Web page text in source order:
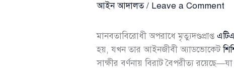
আইন আদালত/ Leave a Comment
মানবতাবিরোধী অপরাধে মৃত্যুদণ্ডপ্রাপ্ত
হয়, যখন তার আইনজীবী অ্যাডভোকেট
সাক্ষীর বর্ণনায় বিরাট বৈপরীত্য